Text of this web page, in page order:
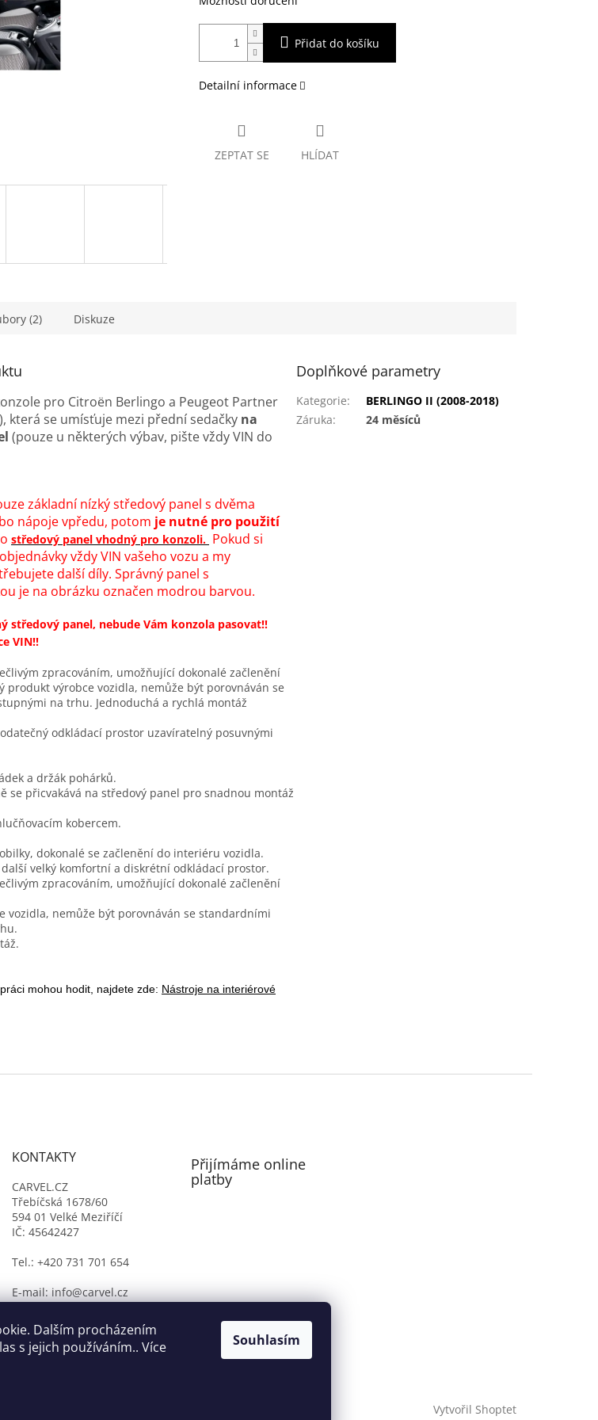
Dalším procházením
s jejich používáním.. Více
Souhlasím
Přidat do košíku
Detailní informace
ZEPTAT SE HLÍDAT
(2) Diskuze
pro Citroën Berlingo a Peugeot Partner
která se umísťuje mezi přední sedačky na
(pouze u některých výbav, pište vždy VIN do
základní nízký středový panel s dvěma
nápoje vpředu, potom je nutné pro použití
středový panel vhodný pro konzoli. Pokud si
vždy VIN vašeho vozu a my
další díly. Správný panel s
je na obrázku označen modrou barvou.
středový panel, nebude Vám konzola pasovat!!
VIN!!
zpracováním, umožňující dokonalé začlenění
produkt výrobce vozidla, nemůže být porovnáván se
na trhu. Jednoduchá a rychlá montáž
odkládací prostor uzavíratelný posuvnými
a držák pohárků.
se přicvakává na středový panel pro snadnou montáž
kobercem.
dokonalé se začlenění do interiéru vozidla.
velký komfortní a diskrétní odkládací prostor.
zpracováním, umožňující dokonalé začlenění
vozidla, nemůže být porovnáván se standardními
mohou hodit, najdete zde: Nástroje na interiérové
Doplňkové parametry
Kategorie:
BERLINGO II (2008-2018)
Záruka: 24 měsíců
KONTAKTY
CARVEL.CZ
Třebíčská 1678/60
594 01 Velké Meziříčí
IČ: 45642427
Tel.: +420 731 701 654
E-mail: info@carvel.cz
Přijímáme online
platby
Vytvořil Shoptet